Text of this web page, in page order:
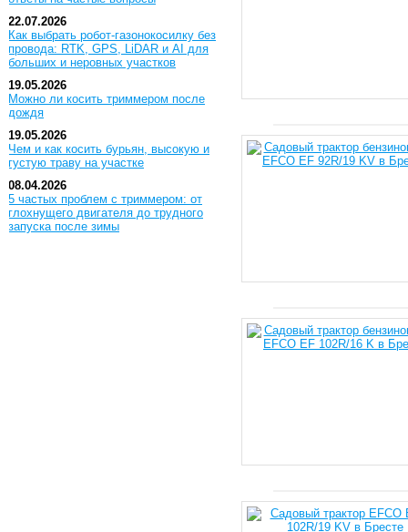
22.07.2026
Как выбрать робот-газонокосилку без
провода: RTK, GPS, LiDAR и AI для
больших и неровных участков
19.05.2026
Можно ли косить триммером после
дождя
19.05.2026
Чем и как косить бурьян, высокую и
густую траву на участке
08.04.2026
5 частых проблем с триммером: от
глохнущего двигателя до трудного
запуска после зимы